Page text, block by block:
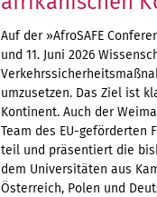
Auf der »AfroSAFE
und 11. Juni 2026
umzusetzen. Das Ziel ist
Kontinent. Auch der
Team des EU-geförderten
teil und präsentiert die
dem Universitäten aus
Österreich, Polen und